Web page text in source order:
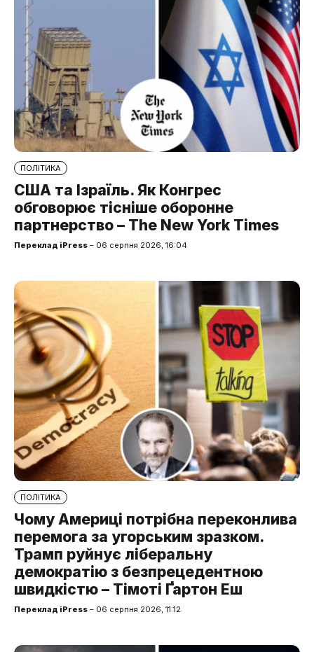
ПОЛІТИКА
США та Ізраїль. Як Конгрес
обговорює тісніше оборонне
партнерство – The New York Times
Переклад iPress – 06 серпня 2026, 16:04
ПОЛІТИКА
Чому Америці потрібна переконлива
перемога за угорським зразком.
Трамп руйнує ліберальну
демократію з безпрецедентною
швидкістю – Тімоті Ґартон Еш
Переклад iPress – 06 серпня 2026, 11:12